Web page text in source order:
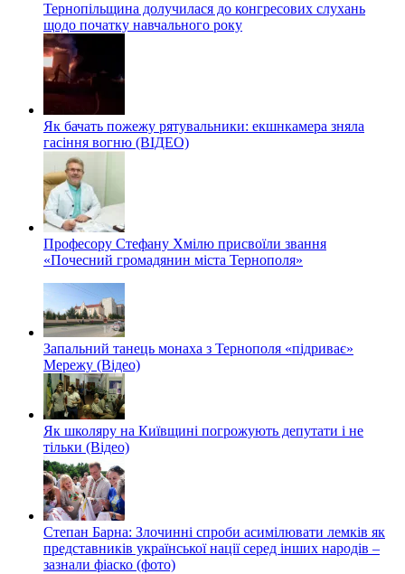
Тернопільщина долучилася до конгресових слухань
щодо початку навчального року
Як бачать пожежу рятувальники: екшнкамера зняла
гасіння вогню (ВІДЕО)
Професору Стефану Хмілю присвоїли звання
«Почесний громадянин міста Тернополя»
Запальний танець монаха з Тернополя «підриває»
Мережу (Відео)
Як школяру на Київщині погрожують депутати і не
тільки (Відео)
Степан Барна: Злочинні спроби асимілювати лемків як
представників української нації серед інших народів –
зазнали фіаско (фото)